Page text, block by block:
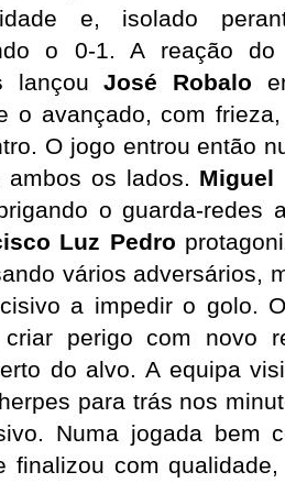
e, isolado
lançou José Robalo
o avançado, com
O jogo entrou então
ambos os lados. Miguel
o guarda-redes
Luz Pedro
vários adversários,
a impedir o golo.
perigo com novo
do alvo. A equipa
para trás nos
Numa jogada bem
finalizou com